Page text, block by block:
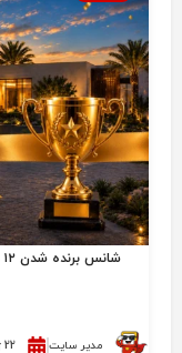
شانس برنده شدن ۱۲ دستگاه آپارتمان در دبی
مدیر سایت 22 ژوئن, 2026